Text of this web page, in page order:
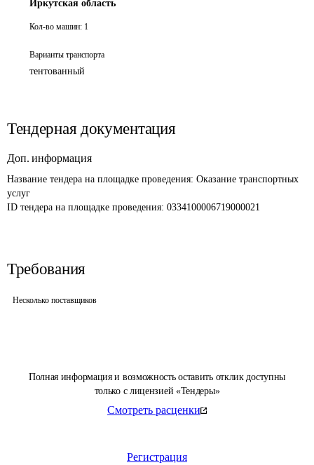
Полная информация и возможность оставить отклик доступны
только с лицензией «Тендеры»
Смотреть расценки
Регистрация
Иркутская область
Кол-во машин: 1
Варианты транспорта
тентованный
Тендерная документация
Доп. информация
Название тендера на площадке проведения: Оказание транспортных
услуг
ID тендера на площадке проведения: 0334100006719000021
Требования
Несколько поставщиков